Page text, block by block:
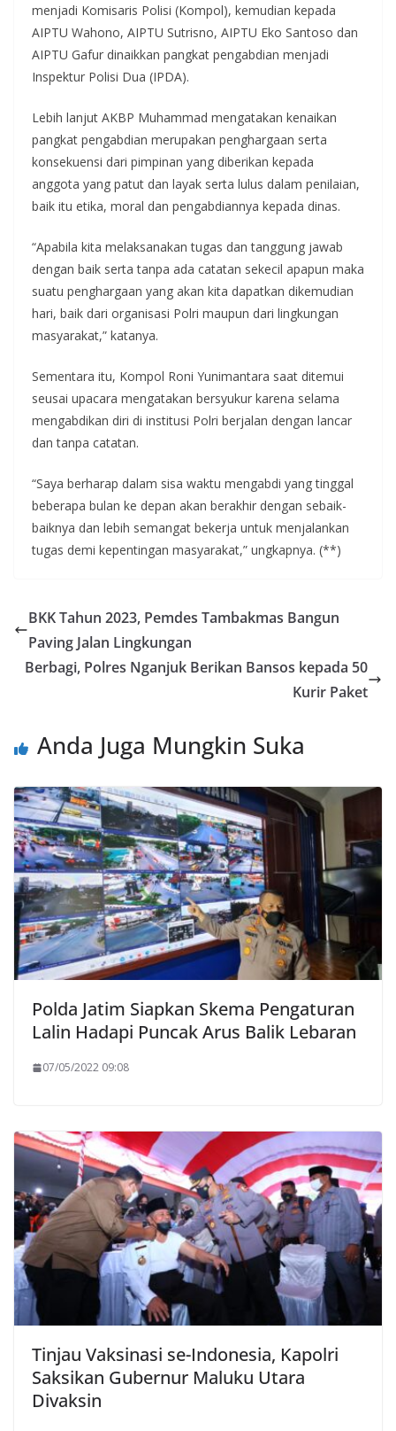
menjadi Komisaris Polisi (Kompol), kemudian kepada
AIPTU Wahono, AIPTU Sutrisno, AIPTU Eko Santoso dan
AIPTU Gafur dinaikkan pangkat pengabdian menjadi
Inspektur Polisi Dua (IPDA).
Lebih lanjut AKBP Muhammad mengatakan kenaikan
pangkat pengabdian merupakan penghargaan serta
konsekuensi dari pimpinan yang diberikan kepada
anggota yang patut dan layak serta lulus dalam penilaian,
baik itu etika, moral dan pengabdiannya kepada dinas.
“Apabila kita melaksanakan tugas dan tanggung jawab
dengan baik serta tanpa ada catatan sekecil apapun maka
suatu penghargaan yang akan kita dapatkan dikemudian
hari, baik dari organisasi Polri maupun dari lingkungan
masyarakat,” katanya.
Sementara itu, Kompol Roni Yunimantara saat ditemui
seusai upacara mengatakan bersyukur karena selama
mengabdikan diri di institusi Polri berjalan dengan lancar
dan tanpa catatan.
“Saya berharap dalam sisa waktu mengabdi yang tinggal
beberapa bulan ke depan akan berakhir dengan sebaik-
baiknya dan lebih semangat bekerja untuk menjalankan
tugas demi kepentingan masyarakat,” ungkapnya. (**)
BKK Tahun 2023, Pemdes Tambakmas Bangun
Paving Jalan Lingkungan
Berbagi, Polres Nganjuk Berikan Bansos kepada 50
Kurir Paket
Anda Juga Mungkin Suka
Polda Jatim Siapkan Skema Pengaturan
Lalin Hadapi Puncak Arus Balik Lebaran
07/05/2022 09:08
Tinjau Vaksinasi se-Indonesia, Kapolri
Saksikan Gubernur Maluku Utara
Divaksin